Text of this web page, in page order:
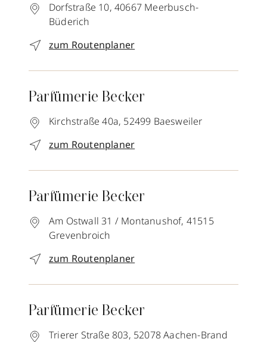
Dorfstraße 10, 40667 Meerbusch-
Büderich
zum Routenplaner
Parfümerie Becker
Kirchstraße 40a, 52499 Baesweiler
zum Routenplaner
Parfümerie Becker
Am Ostwall 31 / Montanushof, 41515
Grevenbroich
zum Routenplaner
Parfümerie Becker
Trierer Straße 803, 52078Aachen-Brand